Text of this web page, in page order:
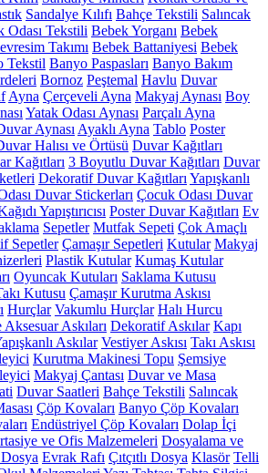
Sandalye Kılıfı Bahçe Tekstili Salıncak
Odası Tekstili Bebek Yorganı Bebek
Takımı Bebek Battaniyesi Bebek
Tekstil Banyo Paspasları Banyo Bakım
Bornoz Peştemal Havlu Duvar
Ayna Çerçeveli Ayna Makyaj Aynası Boy
Yatak Odası Aynası Parçalı Ayna
Aynası Ayaklı Ayna Tablo Poster
Halısı ve Örtüsü Duvar Kağıtları
Kağıtları 3 Boyutlu Duvar Kağıtları Duvar
Dekoratif Duvar Kağıtları Yapışkanlı
Duvar Stickerları Çocuk Odası Duvar
Yapıştırıcısı Poster Duvar Kağıtları Ev
Sepetler Mutfak Sepeti Çok Amaçlı
Sepetler Çamaşır Sepetleri Kutular Makyaj
Plastik Kutular Kumaş Kutular
Oyuncak Kutuları Saklama Kutusu
Kutusu Çamaşır Kurutma Askısı
Hurçlar Vakumlu Hurçlar Halı Hurcu
Askıları Dekoratif Askılar Kapı
Askılar Vestiyer Askısı Takı Askısı
Kurutma Makinesi Topu Şemsiye
Makyaj Çantası Duvar ve Masa
Duvar Saatleri Bahçe Tekstili Salıncak
Çöp Kovaları Banyo Çöp Kovaları
Endüstriyel Çöp Kovaları Dolap İçi
ve Ofis Malzemeleri Dosyalama ve
Evrak Rafı Çıtçıtlı Dosya Klasör Telli